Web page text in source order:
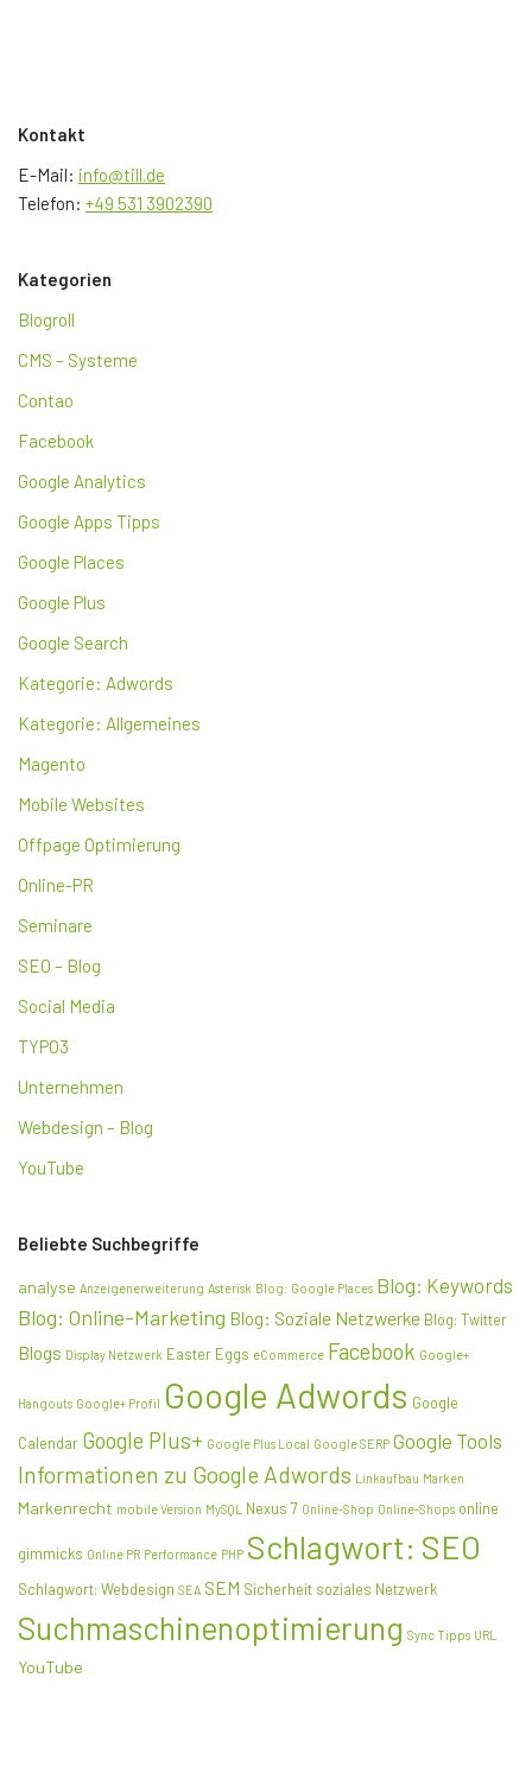
Kontakt
E-Mail: info@till.de
Telefon: +49 531 3902390
Kategorien
Blogroll
CMS – Systeme
Contao
Facebook
Google Analytics
Google Apps Tipps
Google Places
Google Plus
Google Search
Kategorie: Adwords
Kategorie: Allgemeines
Magento
Mobile Websites
Offpage Optimierung
Online-PR
Seminare
SEO – Blog
Social Media
TYPO3
Unternehmen
Webdesign – Blog
YouTube
Beliebte Suchbegriffe
analyse Anzeigenerweiterung Asterisk Blog: Google Places Blog: Keywords
Blog: Online-Marketing Blog: Soziale Netzwerke Blog: Twitter
Blogs Display Netzwerk Easter Eggs eCommerce Facebook Google+
Hangouts Google+ Profil Google Adwords Google
Calendar Google Plus+ Google Plus Local Google SERP Google Tools
Informationen zu Google Adwords Linkaufbau Marken
Markenrecht mobile Version MySQL Nexus 7 Online-Shop Online-Shops online
gimmicks Online PR Performance PHP Schlagwort: SEO
Schlagwort: Webdesign SEA SEM Sicherheit soziales Netzwerk
Suchmaschinenoptimierung Sync Tipps URL
YouTube